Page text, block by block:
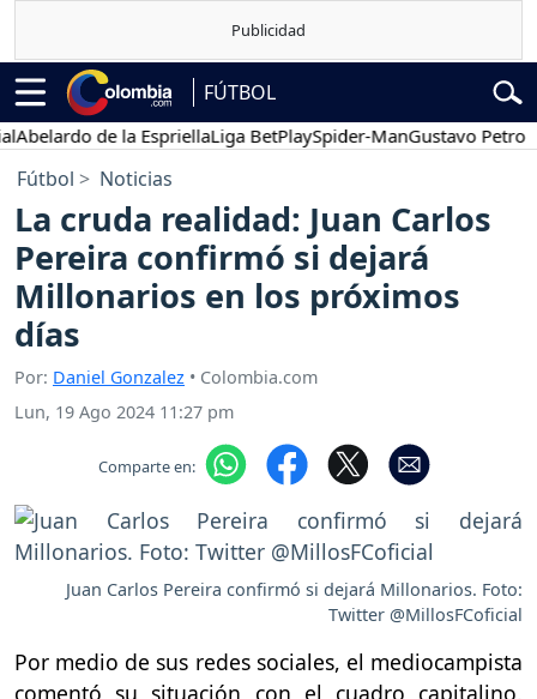
FÚTBOL
de la EspriellaLiga BetPlaySpider-ManGustavo Petro
Fútbol Noticias
La cruda realidad: Juan Carlos
Pereira confirmó si dejará
Millonarios en los próximos
días
Por: Daniel Gonzalez • Colombia.com
Lun, 19 Ago 2024 11:27 pm
Comparte en:
Juan Carlos Pereira confirmó si dejará Millonarios. Foto:
Twitter @MillosFCoficial
Por medio de sus redes sociales, el mediocampista
comentó su situación con el cuadro capitalino,